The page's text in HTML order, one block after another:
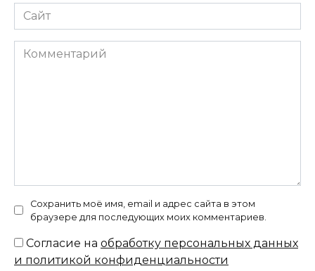
Сайт
Комментарий
Сохранить моё имя, email и адрес сайта в этом
браузере для последующих моих комментариев.
Согласие на обработку персональных данных
и политикой конфиденциальности